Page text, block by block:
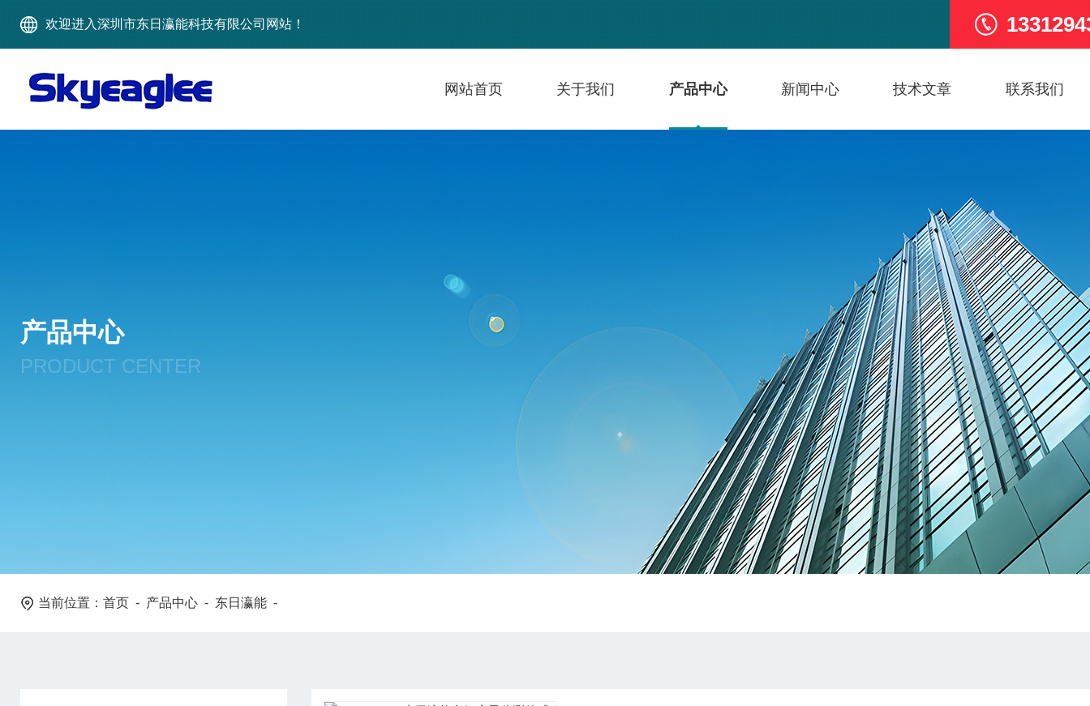
欢迎进入深圳市东日瀛能科技有限公司网站！
网站首页 关于我们 产品中心 新闻中心 技术文章 联系我们
产品中心
PRODUCT CENTER
当前位置： 首页 - 产品中心 - 东日瀛能 -